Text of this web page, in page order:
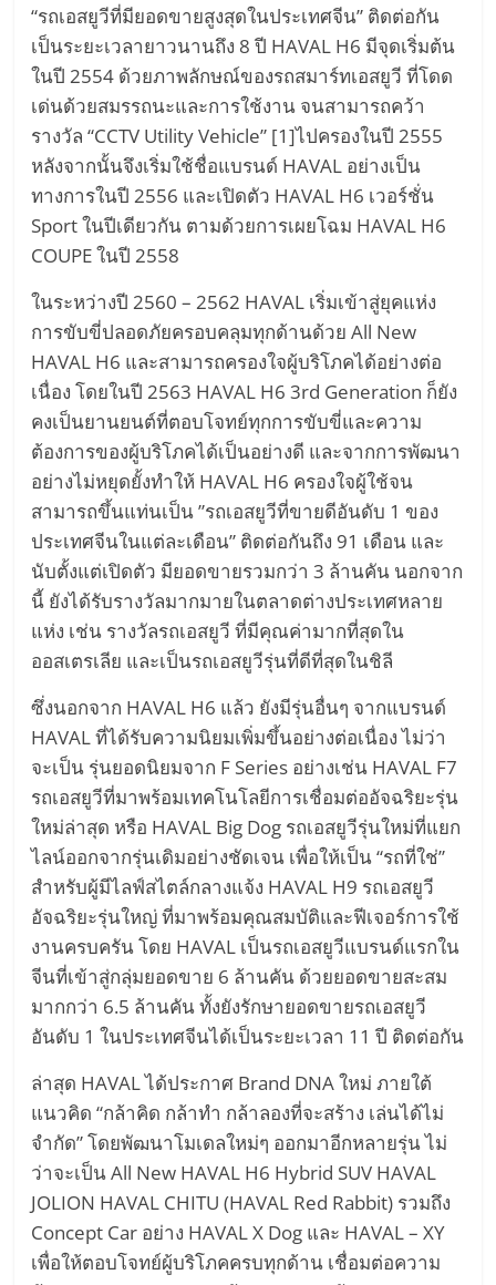
Hyperloop
รถยนต์
ขับ
เคลื่อน
อัตโนมัติ
Self-
Driving
Car
โดรน
พลังงาน
หมุนเวียน
“รถเอสยูวีที่มียอดขายสูงสุดในประเทศจีน” ติดต่อกัน
เป็นระยะเวลายาวนานถึง 8 ปี HAVAL H6 มีจุดเริ่มต้น
ในปี 2554 ด้วยภาพลักษณ์ของรถสมาร์ทเอสยูวี ที่โดด
เด่นด้วยสมรรถนะและการใช้งาน จนสามารถคว้า
รางวัล “CCTV Utility Vehicle” [1]ไปครองในปี 2555
หลังจากนั้นจึงเริ่มใช้ชื่อแบรนด์ HAVAL อย่างเป็น
ทางการในปี 2556 และเปิดตัว HAVAL H6 เวอร์ชั่น
Sport ในปีเดียวกัน ตามด้วยการเผยโฉม HAVAL H6
COUPE ในปี 2558
ในระหว่างปี 2560 – 2562 HAVAL เริ่มเข้าสู่ยุคแห่ง
การขับขี่ปลอดภัยครอบคลุมทุกด้านด้วย All New
HAVAL H6 และสามารถครองใจผู้บริโภคได้อย่างต่อ
เนื่อง โดยในปี 2563 HAVAL H6 3rd Generation ก็ยัง
คงเป็นยานยนต์ที่ตอบโจทย์ทุกการขับขี่และความ
ต้องการของผู้บริโภคได้เป็นอย่างดี และจากการพัฒนา
อย่างไม่หยุดยั้งทำให้ HAVAL H6 ครองใจผู้ใช้จน
สามารถขึ้นแท่นเป็น ”รถเอสยูวีที่ขายดีอันดับ 1 ของ
ประเทศจีนในแต่ละเดือน” ติดต่อกันถึง 91 เดือน และ
นับตั้งแต่เปิดตัว มียอดขายรวมกว่า 3 ล้านคัน นอกจาก
นี้ ยังได้รับรางวัลมากมายในตลาดต่างประเทศหลาย
แห่ง เช่น รางวัลรถเอสยูวี ที่มีคุณค่ามากที่สุดใน
ออสเตรเลีย และเป็นรถเอสยูวีรุ่นที่ดีที่สุดในชิลี
ซึ่งนอกจาก HAVAL H6 แล้ว ยังมีรุ่นอื่นๆ จากแบรนด์
HAVAL ที่ได้รับความนิยมเพิ่มขึ้นอย่างต่อเนื่อง ไม่ว่า
จะเป็น รุ่นยอดนิยมจาก F Series อย่างเช่น HAVAL F7
รถเอสยูวีที่มาพร้อมเทคโนโลยีการเชื่อมต่ออัจฉริยะรุ่น
ใหม่ล่าสุด หรือ HAVAL Big Dog รถเอสยูวีรุ่นใหม่ที่แยก
ไลน์ออกจากรุ่นเดิมอย่างชัดเจน เพื่อให้เป็น “รถที่ใช่”
สำหรับผู้มีไลฟ์สไตล์กลางแจ้ง HAVAL H9 รถเอสยูวี
อัจฉริยะรุ่นใหญ่ ที่มาพร้อมคุณสมบัติและฟีเจอร์การใช้
งานครบครัน โดย HAVAL เป็นรถเอสยูวีแบรนด์แรกใน
จีนที่เข้าสู่กลุ่มยอดขาย 6 ล้านคัน ด้วยยอดขายสะสม
มากกว่า 6.5 ล้านคัน ทั้งยังรักษายอดขายรถเอสยูวี
อันดับ 1 ในประเทศจีนได้เป็นระยะเวลา 11 ปี ติดต่อกัน
ล่าสุด HAVAL ได้ประกาศ Brand DNA ใหม่ ภายใต้
แนวคิด “กล้าคิด กล้าทำ กล้าลองที่จะสร้าง เล่นได้ไม่
จำกัด” โดยพัฒนาโมเดลใหม่ๆ ออกมาอีกหลายรุ่น ไม่
ว่าจะเป็น All New HAVAL H6 Hybrid SUV HAVAL
JOLION HAVAL CHITU (HAVAL Red Rabbit) รวมถึง
Concept Car อย่าง HAVAL X Dog และ HAVAL – XY
เพื่อให้ตอบโจทย์ผู้บริโภคครบทุกด้าน เชื่อมต่อความ